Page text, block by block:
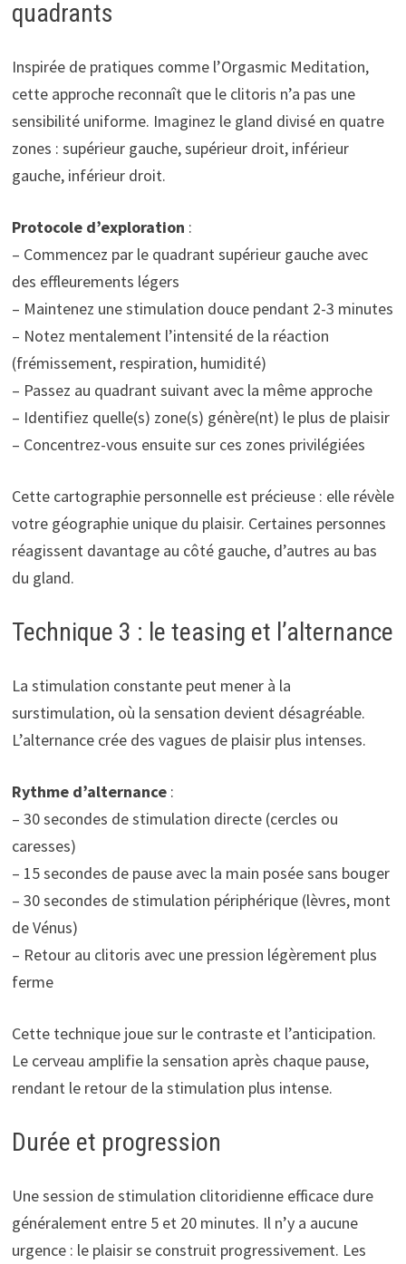
quadrants
Inspirée de pratiques comme l’Orgasmic Meditation,
cette approche reconnaît que le clitoris n’a pas une
sensibilité uniforme. Imaginez le gland divisé en quatre
zones : supérieur gauche, supérieur droit, inférieur
gauche, inférieur droit.
Protocole d’exploration :
– Commencez par le quadrant supérieur gauche avec
des effleurements légers
– Maintenez une stimulation douce pendant 2-3 minutes
– Notez mentalement l’intensité de la réaction
(frémissement, respiration, humidité)
– Passez au quadrant suivant avec la même approche
– Identifiez quelle(s) zone(s) génère(nt) le plus de plaisir
– Concentrez-vous ensuite sur ces zones privilégiées
Cette cartographie personnelle est précieuse : elle révèle
votre géographie unique du plaisir. Certaines personnes
réagissent davantage au côté gauche, d’autres au bas
du gland.
Technique 3 : le teasing et l’alternance
La stimulation constante peut mener à la
surstimulation, où la sensation devient désagréable.
L’alternance crée des vagues de plaisir plus intenses.
Rythme d’alternance:
– 30 secondes de stimulation directe (cercles ou
caresses)
– 15 secondes de pause avec la main posée sans bouger
– 30 secondes de stimulation périphérique (lèvres, mont
de Vénus)
– Retour au clitoris avec une pression légèrement plus
ferme
Cette technique joue sur le contraste et l’anticipation.
Le cerveau amplifie la sensation après chaque pause,
rendant le retour de la stimulation plus intense.
Durée et progression
Une session de stimulation clitoridienne efficace dure
généralement entre 5 et 20 minutes. Il n’y a aucune
urgence : le plaisir se construit progressivement. Les